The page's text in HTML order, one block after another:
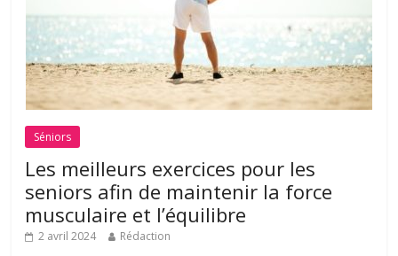
Séniors
Les meilleurs exercices pour les
seniors afin de maintenir la force
musculaire et l’équilibre
2 avril 2024 Rédaction